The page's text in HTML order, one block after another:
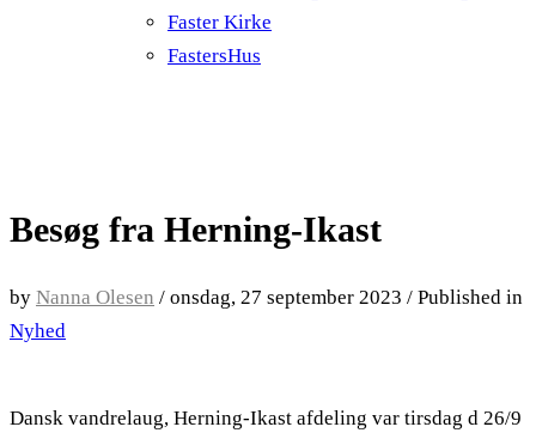
Faster Kirke
FastersHus
Besøg fra Herning-Ikast
by Nanna Olesen / onsdag, 27 september 2023 / Published in
Nyhed
Dansk vandrelaug, Herning-Ikast afdeling var tirsdag d 26/9